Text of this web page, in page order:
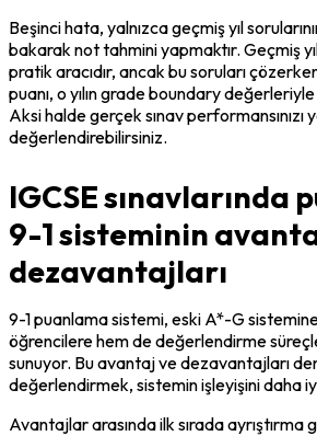
Beşinci hata, yalnızca geçmiş yıl
bakarak not tahmini yapmaktır. Geçmiş
pratik aracıdır, ancak bu soruları
puanı, o yılın grade boundary değerleriyle
Aksi halde gerçek sınav performansınızı
değerlendirebilirsiniz.
IGCSE sınavlarında
9-1 sisteminin
dezavantajları
9-1 puanlama sistemi, eski A*-G
öğrencilere hem de değerlendirme
sunuyor. Bu avantaj ve dezavantajları
değerlendirmek, sistemin işleyişini daha
Avantajlar arasında ilk sırada ayrıştırma